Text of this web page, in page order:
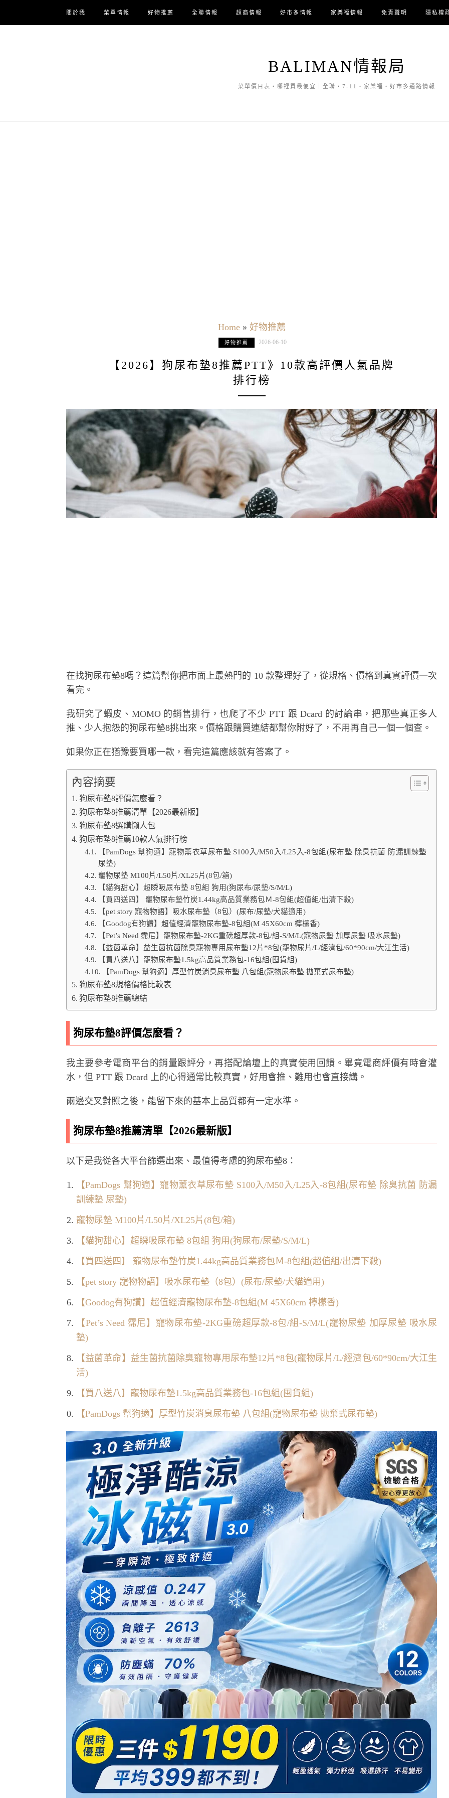
關於我 菜單情報 好物推薦 全聯情報 超商情報 好市多情報 家樂福情報 免責聲明 隱私權
BALIMAN情報局
菜單價目表・哪裡買最便宜｜全聯・7-11・家樂福・好市多通路情報
Home» 好物推薦
好物推薦 2026-06-10
【2026】狗尿布墊8推薦PTT》10款高評價人氣品牌
排行榜
在找狗尿布墊8嗎？這篇幫你把市面上最熱門的 10 款整理好了，從規格、價格到真實評價一次
看完。
我研究了蝦皮、MOMO 的銷售排行，也爬了不少 PTT 跟 Dcard 的討論串，把那些真正多人
推、少人抱怨的狗尿布墊8挑出來。價格跟購買連結都幫你附好了，不用再自己一個一個查。
如果你正在猶豫要買哪一款，看完這篇應該就有答案了。
內容摘要
狗尿布墊8評價怎麼看？
狗尿布墊8推薦清單【2026最新版】
狗尿布墊8選購懶人包
狗尿布墊8推薦10款人氣排行榜
【PamDogs 幫狗適】寵物薰衣草尿布墊 S100入/M50入/L25入-8包組(尿布墊 除臭抗菌 防漏訓練墊
尿墊)
寵物尿墊 M100片/L50片/XL25片(8包/箱)
【貓狗甜心】超瞬吸尿布墊 8包組 狗用(狗尿布/尿墊/S/M/L)
【買四送四】 寵物尿布墊竹炭1.44kg高品質業務包Ｍ-8包組(超值組/出清下殺)
【pet story 寵物物語】吸水尿布墊（8包）(尿布/尿墊/犬貓適用)
【Goodog有狗讚】超值經濟寵物尿布墊-8包組(M 45X60cm 檸檬香)
【Pet’s Need 霈尼】寵物尿布墊-2KG重磅超厚款-8包/組-S/M/L(寵物尿墊 加厚尿墊 吸水尿墊)
【益菌革命】益生菌抗菌除臭寵物專用尿布墊12片*8包(寵物尿片/L/經濟包/60*90cm/大江生活)
【買八送八】寵物尿布墊1.5kg高品質業務包-16包組(囤貨組)
【PamDogs 幫狗適】厚型竹炭消臭尿布墊 八包組(寵物尿布墊 拋棄式尿布墊)
狗尿布墊8規格價格比較表
狗尿布墊8推薦總結
狗尿布墊8評價怎麼看？
我主要參考電商平台的銷量跟評分，再搭配論壇上的真實使用回饋。畢竟電商評價有時會灌
水，但 PTT 跟 Dcard 上的心得通常比較真實，好用會推、難用也會直接講。
兩邊交叉對照之後，能留下來的基本上品質都有一定水準。
狗尿布墊8推薦清單【2026最新版】
以下是我從各大平台篩選出來、最值得考慮的狗尿布墊8：
【PamDogs 幫狗適】寵物薰衣草尿布墊 S100入/M50入/L25入-8包組(尿布墊 除臭抗菌 防漏
訓練墊 尿墊)
寵物尿墊 M100片/L50片/XL25片(8包/箱)
【貓狗甜心】超瞬吸尿布墊 8包組 狗用(狗尿布/尿墊/S/M/L)
【買四送四】 寵物尿布墊竹炭1.44kg高品質業務包Ｍ-8包組(超值組/出清下殺)
【pet story 寵物物語】吸水尿布墊（8包）(尿布/尿墊/犬貓適用)
【Goodog有狗讚】超值經濟寵物尿布墊-8包組(M 45X60cm 檸檬香)
【Pet’s Need 霈尼】寵物尿布墊-2KG重磅超厚款-8包/組-S/M/L(寵物尿墊 加厚尿墊 吸水尿
墊)
【益菌革命】益生菌抗菌除臭寵物專用尿布墊12片*8包(寵物尿片/L/經濟包/60*90cm/大江生
活)
【買八送八】寵物尿布墊1.5kg高品質業務包-16包組(囤貨組)
【PamDogs 幫狗適】厚型竹炭消臭尿布墊 八包組(寵物尿布墊 拋棄式尿布墊)